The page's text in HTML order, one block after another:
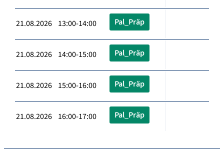
21.08.2026 13:00-14:00 Pal_Präp
21.08.2026 14:00-15:00 Pal_Präp
21.08.2026 15:00-16:00 Pal_Präp
21.08.2026 16:00-17:00 Pal_Präp